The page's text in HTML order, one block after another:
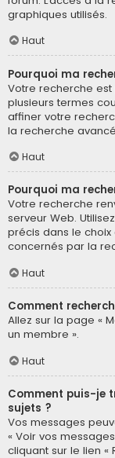
graphiques utilisés.
Haut
Pourquoi ma
Votre recherche
plusieurs termes
affiner votre
la recherche
Haut
Pourquoi ma
Votre recherche
serveur Web.
précis dans le
concernés par la
Haut
Comment
Allez sur la page «
un membre ».
Haut
Comment puis-je
sujets ?
Vos messages
« Voir vos
cliquant sur le lien «